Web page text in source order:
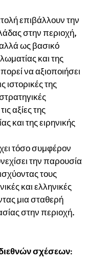
επιβάλλουν την
στην περιοχή,
ως βασικό
και της
να αξιοποιήσει
ιστορικές της
αξίες της
και της ειρηνικής
τόσο συμφέρον
την παρουσία
τους
και ελληνικές
μια σταθερή
στην περιοχή.
σχέσεων: